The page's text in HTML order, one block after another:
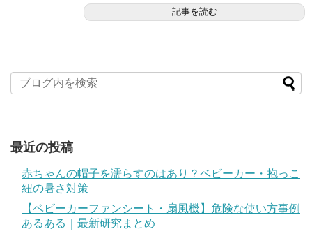
記事を読む
最近の投稿
赤ちゃんの帽子を濡らすのはあり？ベビーカー・抱っこ
紐の暑さ対策
【ベビーカーファンシート・扇風機】危険な使い方事例
あるある｜最新研究まとめ